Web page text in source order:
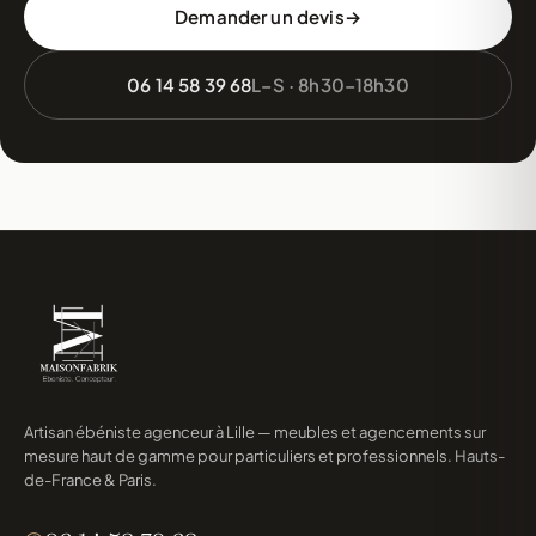
Demander un devis
06 14 58 39 68L–S · 8h30–18h30
Artisan ébéniste agenceur à Lille — meubles et agencements sur
mesure haut de gamme pour particuliers et professionnels. Hauts-
de-France & Paris.